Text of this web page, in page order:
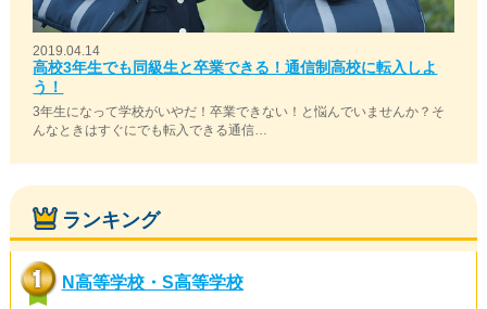
2019.04.14
高校3年生でも同級生と卒業できる！通信制高校に転入しよ
う！
3年生になって学校がいやだ！卒業できない！と悩んでいませんか？そ
んなときはすぐにでも転入できる通信…
ランキング
N高等学校・S高等学校